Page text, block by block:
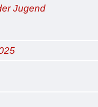
Jugend